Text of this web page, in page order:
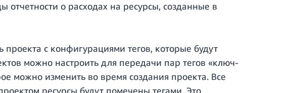
отчетности о расходах на ресурсы, созданные в
с конфигурациями тегов, которые будут
можно настроить для передачи пар тегов «ключ-
можно изменить во время создания проекта. Все
ресурсы будут помечены тегами. Это